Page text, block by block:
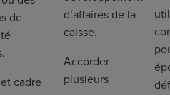
de
cadre
d’affaires de la
caisse.
Accorder
plusieurs